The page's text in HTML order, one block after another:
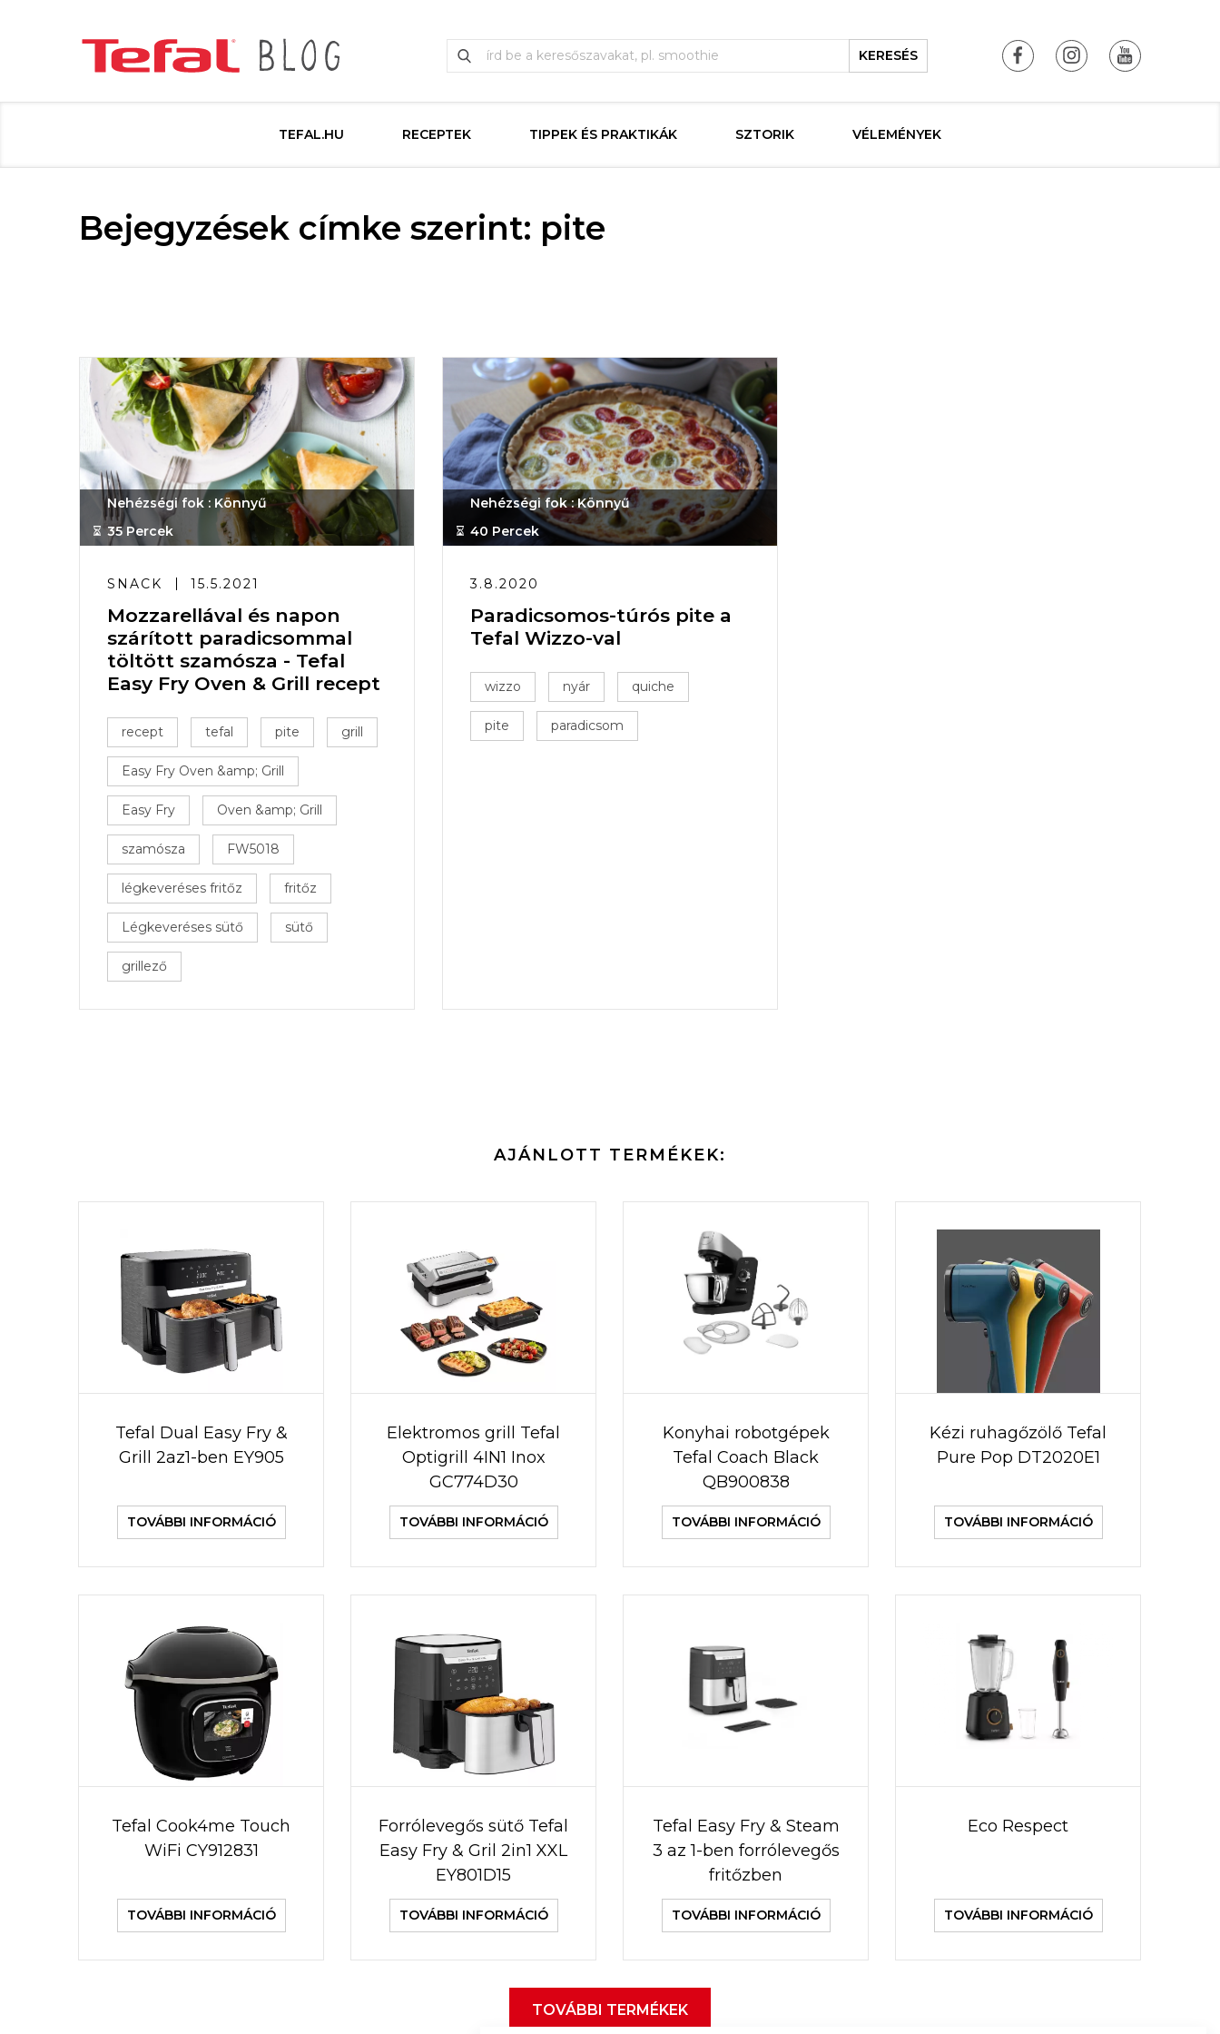
KERESÉS
TEFAL.HU RECEPTEK TIPPEK ÉS PRAKTIKÁK SZTORIK VÉLEMÉNYEK
Bejegyzések címke szerint: pite
Nehézségi fok : Könnyű
35 Percek
SNACK 15.5.2021
Mozzarellával és napon
szárított paradicsommal
töltött szamósza - Tefal
Easy Fry Oven & Grill recept
recept tefal pite grill
Easy Fry Oven &amp; Grill
Easy Fry Oven &amp; Grill
szamósza FW5018
légkeveréses fritőz fritőz
Légkeveréses sütő sütő
grillező
Nehézségi fok : Könnyű
40 Percek
3.8.2020
Paradicsomos-túrós pite a
Tefal Wizzo-val
wizzo nyár quiche
pite paradicsom
AJÁNLOTT TERMÉKEK:
Tefal Dual Easy Fry &
Grill 2az1-ben EY905
TOVÁBBI INFORMÁCIÓ
Elektromos grill Tefal
Optigrill 4IN1 Inox
GC774D30
TOVÁBBI INFORMÁCIÓ
Konyhai robotgépek
Tefal Coach Black
QB900838
TOVÁBBI INFORMÁCIÓ
Kézi ruhagőzölő Tefal
Pure Pop DT2020E1
TOVÁBBI INFORMÁCIÓ
Tefal Cook4me Touch
WiFi CY912831
TOVÁBBI INFORMÁCIÓ
Forrólevegős sütő Tefal
Easy Fry & Gril 2in1 XXL
EY801D15
TOVÁBBI INFORMÁCIÓ
Tefal Easy Fry & Steam
3 az 1-ben forrólevegős
fritőzben
TOVÁBBI INFORMÁCIÓ
Eco Respect
TOVÁBBI INFORMÁCIÓ
TOVÁBBI TERMÉKEK